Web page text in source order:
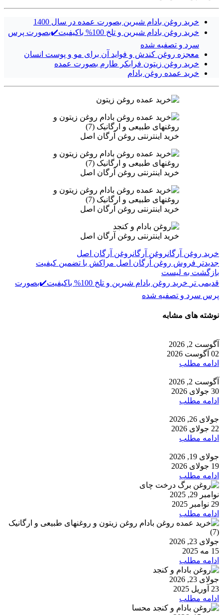
خرید روغن بادام شیرین بصورت عمده در سال 1400
خرید روغن بادام شیرین و تلخ 100% باکیفیت✔️بصورت پرس
سرد و تصفیه شده
معجزه روغن کندش و فواید آن برای مو و پوست انسان
خرید روغن زیتون فرابکر طارم بصورت عمده
خرید عمده روغن بادام
خرید اینترنتی روغن آرگان اصل
خرید اینترنتی روغن آرگان اصل
خرید اینترنتی روغن آرگان اصل
خرید اینترنتی روغن آرگان اصل
خرید روغن آرگانروغن آرگانروغن آرگان اصل
جدیدتر فروش روغن آرگان اصل مراکش با تضمین کیفیت
بازگشت به لیست
قدیمی تر
خرید روغن بادام شیرین و تلخ 100% باکیفیت✔️بصورت
پرس سرد و تصفیه شده
نوشته های مشابه
آگوست 2, 2026
02 آگوست 2026
ادامه مطلب
آگوست 2, 2026
30 جولای 2026
ادامه مطلب
جولای 26, 2026
22 جولای 2026
ادامه مطلب
جولای 19, 2026
19 جولای 2026
ادامه مطلب
نوامبر 29, 2025
29 نوامبر 2025
ادامه مطلب
جولای 23, 2026
15 مه 2025
ادامه مطلب
جولای 23, 2026
23 آوریل 2025
ادامه مطلب